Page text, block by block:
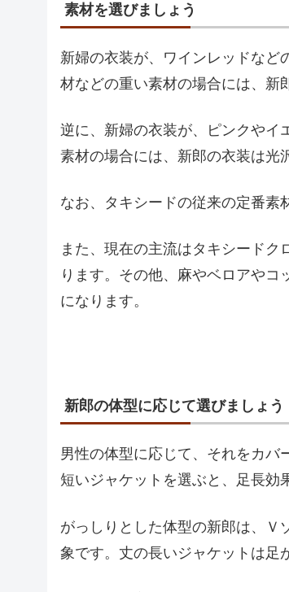
素材を選びましょう
新婦の衣装が、ワインレッドなど
材などの重い素材の場合には、新
逆に、新婦の衣装が、ピンクやイ
素材の場合には、新郎の衣装は光
なお、タキシードの従来の定番素
また、現在の主流はタキシード
ります。その他、麻やベロアや
になります。
新郎の体型に応じて選びましょう
男性の体型に応じて、それをカバ
短いジャケットを選ぶと、足長効
がっしりとした体型の新郎は、Ｖ
象です。丈の長いジャケットは足